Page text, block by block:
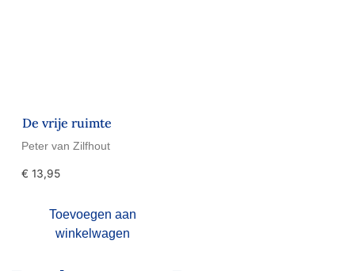
De vrije ruimte
Peter van Zilfhout
€ 13,95
Toevoegen aan
winkelwagen